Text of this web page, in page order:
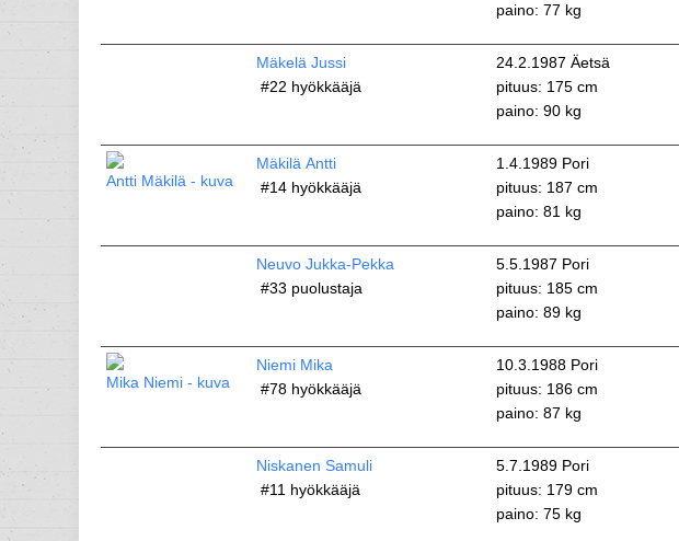
paino: 77 kg
Mäkelä Jussi
#22 hyökkääjä
24.2.1987 Äetsä
pituus: 175 cm
paino: 90 kg
Mäkilä Antti
#14hyökkääjä
1.4.1989 Pori
pituus: 187 cm
paino: 81 kg
Neuvo Jukka-Pekka
#33 puolustaja
5.5.1987 Pori
pituus: 185 cm
paino: 89 kg
Niemi Mika
#78hyökkääjä
10.3.1988 Pori
pituus: 186 cm
paino: 87 kg
Niskanen Samuli
#11 hyökkääjä
5.7.1989 Pori
pituus: 179 cm
paino: 75 kg